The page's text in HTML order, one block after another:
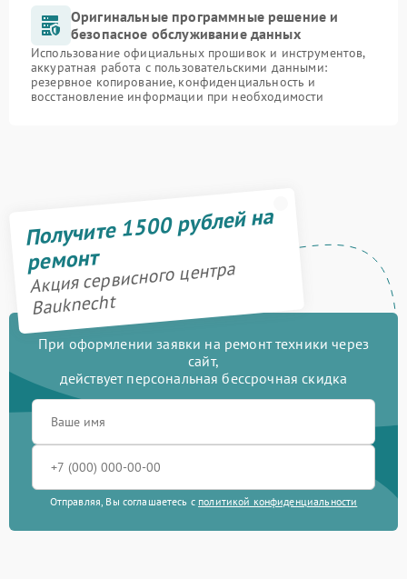
Оригинальные программные решение и
безопасное обслуживание данных
Использование официальных прошивок и инструментов,
аккуратная работа с пользовательскими данными:
резервное копирование, конфиденциальность и
восстановление информации при необходимости
Получите 1500 рублей на
ремонт
Акция сервисного центра
Bauknecht
При оформлении заявки на ремонт техники через
сайт,
действует персональная бессрочная скидка
Отправляя, Вы соглашаетесь с политикой конфиденциальности